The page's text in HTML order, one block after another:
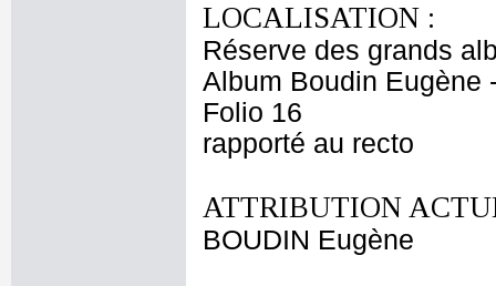
LOCALISATION :
Réserve des grands
Album Boudin Eugène
Folio 16
rapporté au recto
ATTRIBUTION
BOUDIN Eugène